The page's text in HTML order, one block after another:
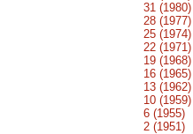
31 (1980)
28 (1977)
25 (1974)
22 (1971)
19 (1968)
16 (1965)
13 (1962)
10 (1959)
6 (1955)
2 (1951)